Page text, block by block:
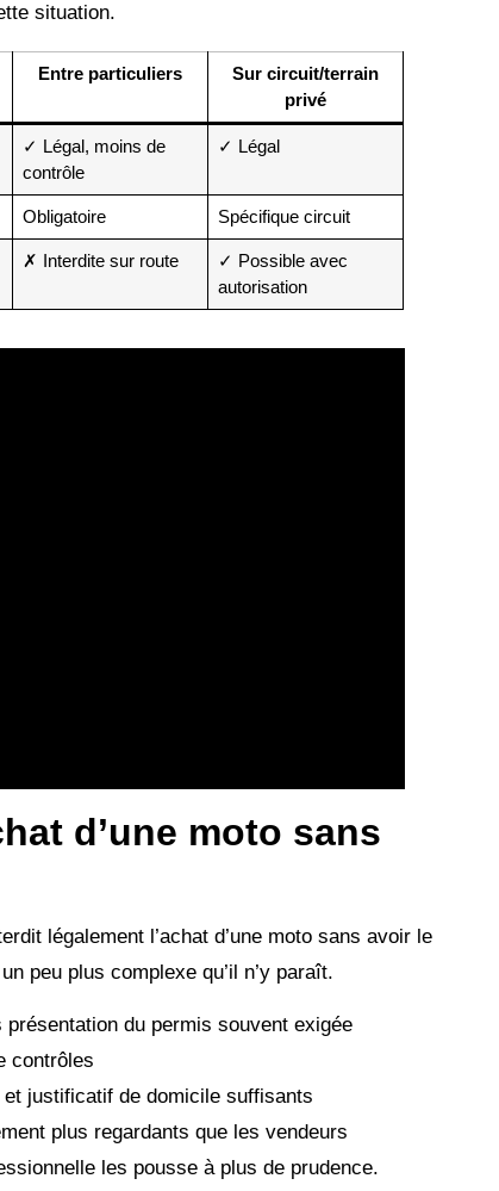
situation.
Entre particuliers
Sur circuit/terrain
privé
✓ Légal, moins de
contrôle
✓ Légal
Obligatoire Spécifique circuit
✗ Interdite sur route
✓ Possible avec
autorisation
d’une moto sans
légalement l’achat d’une moto sans avoir le
peu plus complexe qu’il n’y paraît.
présentation du permis souvent exigée
contrôles
et justificatif de domicile suffisants
plus regardants que les vendeurs
les pousse à plus de prudence.